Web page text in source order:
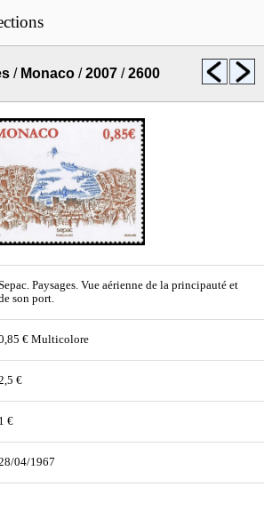
/ Monaco /2007 /2600
Paysages. Vue aérienne de la principauté et
son port.
€ Multicolore
€
1 €
04/1967